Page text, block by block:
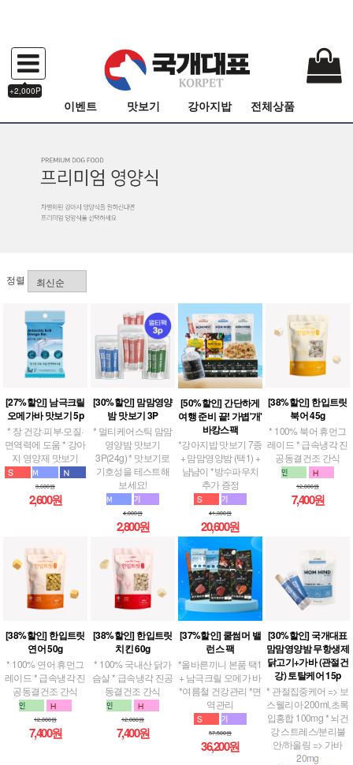
+2,000P
이벤트 맛보기 강아지밥 전체상품
정렬
[27%할인] 남극크릴
오메가바 맛보기 5p
* 장 건강·피부·모질·
면역력에 도움 * 강아
지 영양제 맛보기
3,600원
2,600원
[30%할인] 맘맘영양
밤 맛보기 3P
* 멀티케어스틱 맘맘
영양밤 맛보기
3P(24g) * 맛보기로
기호성을 테스트해
보세요!
4,000원
2,800원
[50%할인] 간단하게
여행 준비 끝! 가볍'개'
바캉스팩
*강아지밥 맛보기 7종
+ 맘맘영양밤 (택1) +
냠냠이 *방수파우치
추가 증정
41,300원
20,600원
[38%할인] 한입트릿
북어 45g
* 100% 북어 휴먼그
레이드 * 급속냉각 진
공동결건조 간식
12,000원
7,400원
[38%할인] 한입트릿
연어 50g
* 100% 연어 휴먼그
레이드 * 급속냉각 진
공동결건조 간식
12,000원
7,400원
[38%할인] 한입트릿
치킨 60g
* 100% 국내산 닭가
슴살 * 급속냉각 진공
동결건조 간식
12,000원
7,400원
[37%할인] 쿨썸머 밸
런스 팩
*올바른끼니 본품 택1
+ 남극크릴 오메가 바
*여름철 건강관리 *면
역관리
57,500원
36,200원
[30%할인] 국개대표
맘맘영양밤 무항생제
닭고기+가바 (관절건
강) 토탈케어 15p
* 관절집중케어 => 보
스웰리아 200ml,초록
입홍합 100mg * 뇌건
강 스트레스/분리불
안/하울링 => 가바
20mg